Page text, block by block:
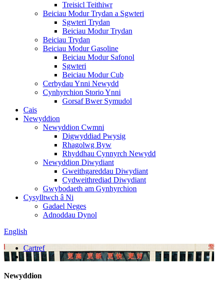
Treisicl Teithiwr
Beiciau Modur Trydan a Sgwteri
Sgwteri Trydan
Beiciau Modur Trydan
Beiciau Trydan
Beiciau Modur Gasoline
Beiciau Modur Safonol
Sgwteri
Beiciau Modur Cub
Cerbydau Ynni Newydd
Cynhyrchion Storio Ynni
Gorsaf Bwer Symudol
Cais
Newyddion
Newyddion Cwmni
Digwyddiad Pwysig
Rhagolwg Byw
Rhyddhau Cynnyrch Newydd
Newyddion Diwydiant
Gweithgareddau Diwydiant
Cydweithrediad Diwydiant
Gwybodaeth am Gynhyrchion
Cysylltwch â Ni
Gadael Neges
Adnoddau Dynol
English
Cartref
Newyddion